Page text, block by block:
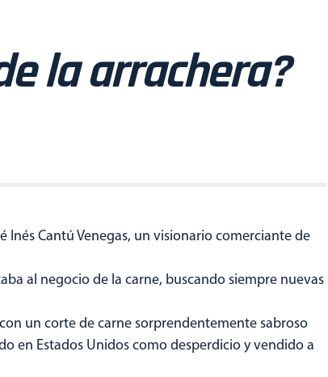
la arrachera?
Inés Cantú Venegas, un visionario comerciante de
al negocio de la carne, buscando siempre nuevas
un corte de carne sorprendentemente sabroso
en Estados Unidos como desperdicio y vendido a